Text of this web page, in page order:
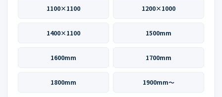
1100×1100 1200×1000
1400×1100 1500mm
1600mm 1700mm
1800mm 1900mm〜